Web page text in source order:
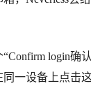
login确
一设备上点击